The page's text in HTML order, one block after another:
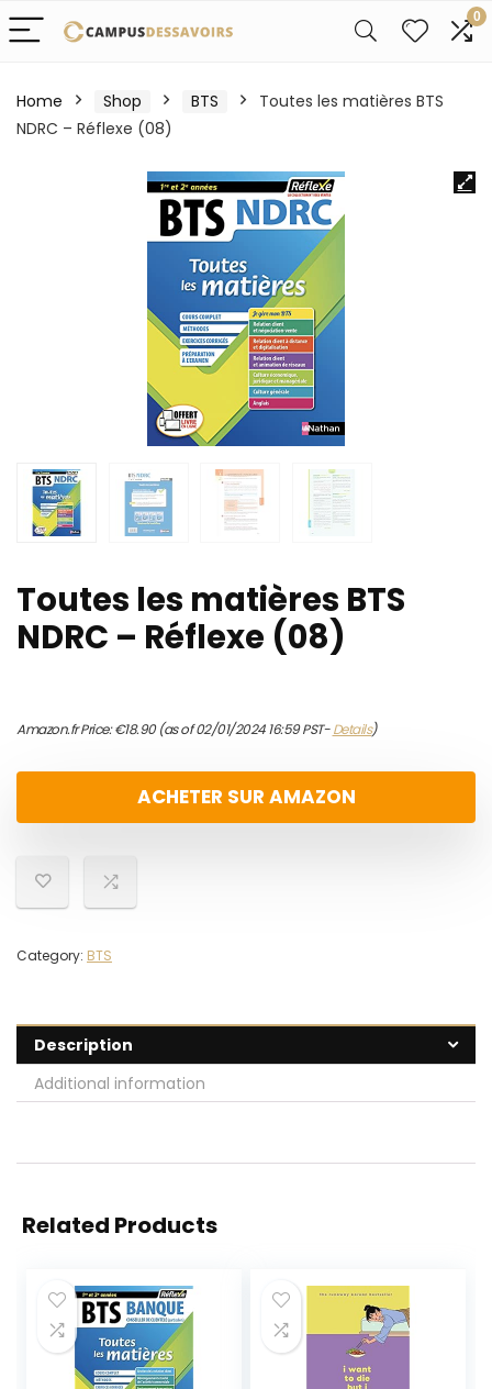
0
Home Shop BTS
Toutes les matières BTS
NDRC – Réflexe (08)
Toutes les matières BTS
NDRC – Réflexe (08)
Amazon.fr Price:€18.90(as of 02/01/2024 16:59 PST-Details)
ACHETER SUR AMAZON
Category: BTS
Description
Additional information
Related Products